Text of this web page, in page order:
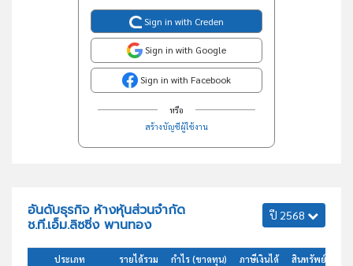
Sign in with Creden
Sign in with Google
Sign in with Facebook
หรือ
สร้างบัญชีผู้ใช้งาน
อันดับธุรกิจ ห้างหุ้นส่วนจำกัด
ช.ที.เอ็ม.ลิซซิ่ง พานทอง
ปี 2568
ประเภท รายได้รวม กำไร (ขาดทุน) ภาษีเงินได้ สินทรัพย์รวม